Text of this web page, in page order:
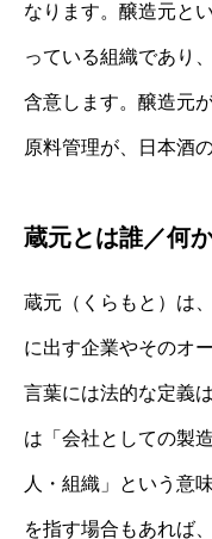
なります。醸造元と
っている組織であり
含意します。醸造元
原料管理が、日本酒
蔵元とは誰／何
蔵元（くらもと）は
に出す企業やそのオ
言葉には法的な定義
は「会社としての製
人・組織」という意
を指す場合もあれば